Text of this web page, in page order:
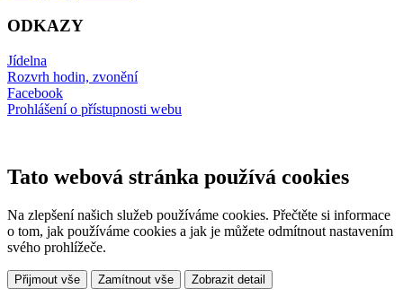
ODKAZY
Jídelna
Rozvrh hodin, zvonění
Facebook
Prohlášení o přístupnosti webu
Tato webová stránka používá cookies
Na zlepšení našich služeb používáme cookies. Přečtěte si informace
o tom, jak používáme cookies a jak je můžete odmítnout nastavením
svého prohlížeče.
Přijmout vše Zamítnout vše Zobrazit detail